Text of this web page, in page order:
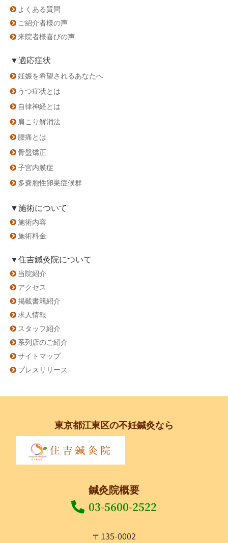
よくある質問
ご紹介者様の声
来院者様喜びの声
▼適応症状
妊娠を希望されるあなたへ
うつ症状とは
自律神経とは
肩こり解消法
腰痛とは
骨盤矯正
子宮内膜症
多嚢胞性卵巣症候群
▼施術について
施術内容
施術料金
▼住吉鍼灸院について
当院紹介
アクセス
掲載書籍紹介
求人情報
スタッフ紹介
系列店のご紹介
サイトマップ
プレスリリース
東京都江東区の不妊鍼灸なら
鍼灸院概要
03-5600-2522
〒135-0002